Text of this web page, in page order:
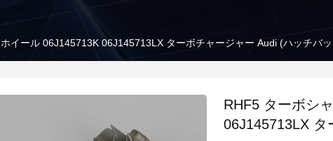
イール 06J145713K 06J145713LX ターボチャージャー Audi (ハッチバッ
RHF5 ターボシ
06J145713LX タ